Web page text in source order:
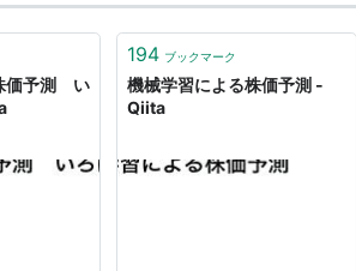
価予測 い
194 ブックマーク
機械学習による株価予測 -
Qiita